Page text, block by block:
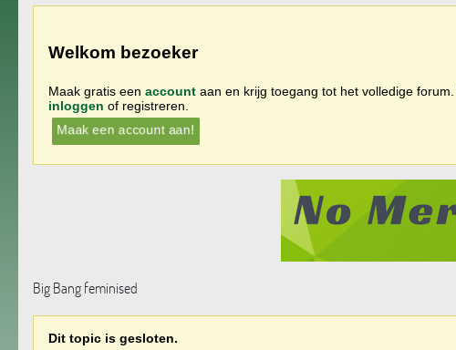
Welkom bezoeker
Maak gratis een account aan en krijg toegang tot het volledige
inloggen of registreren.
Maak een account aan!
Big Bang feminised
Dit topic is gesloten.